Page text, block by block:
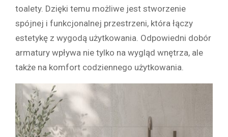
toalety. Dzięki temu możliwe jest stworzenie
spójnej i funkcjonalnej przestrzeni, która łączy
estetykę z wygodą użytkowania. Odpowiedni dobór
armatury wpływa nie tylko na wygląd wnętrza, ale
także na komfort codziennego użytkowania.